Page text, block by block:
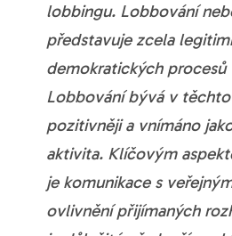
lobbingu. Lobbování
představuje zcela
demokratických
Lobbování bývá v
pozitivněji a vnímáno
aktivita. Klíčovým
je komunikace s
ovlivnění přijímaných